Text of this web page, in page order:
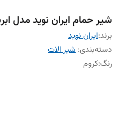
شیر حمام ایران نوید مدل
برند:ایران نوید
دسته‌بندی: شیر الات
رنگ:کروم